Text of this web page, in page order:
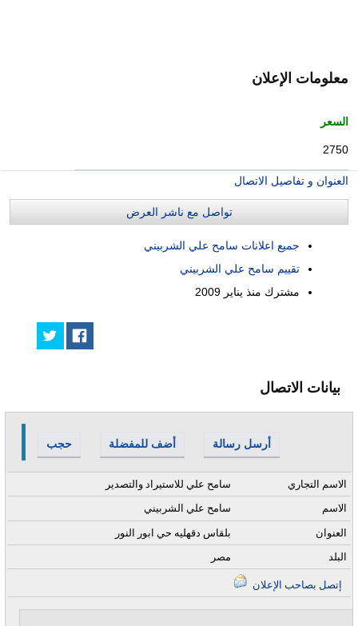
معلومات الإعلان
السعر
2750
العنوان و تفاصيل الاتصال
تواصل مع ناشر العرض
جميع اعلانات سامح علي الشربيني
تقييم سامح علي الشربيني
مشترك منذ يناير 2009
بيانات الاتصال
حجب أضف للمفضلة أرسل رسالة
سامح علي للاستيراد والتصدير
الاسم التجاري
سامح علي الشربيني
الاسم
بلقاس دقهليه حي ابور النور
العنوان
مصر
البلد